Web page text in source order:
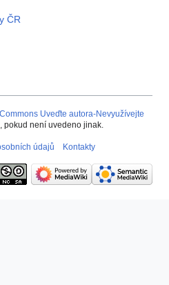
ČR
Uveďte autora-Nevyužívejte
, pokud není uvedeno jinak.
údajů Kontakty